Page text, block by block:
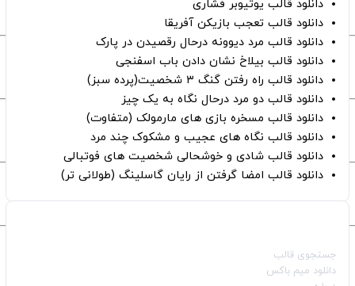
دانلود قالب یوتیوبر فشاری
دانلود قالب تعجب بازیکن آفریقا
دانلود قالب مرد دیوونه درحال رقصیدن در پارک
دانلود قالب بیلاخ نشان دادن باب اسفنجی
دانلود قالب راه رفتن گنگ ۳ شخصیت(پرده سبز)
دانلود قالب دو مرد درحال نگاه به یک چیز
دانلود قالب مسخره بازی های مارمولک (متفاوت)
دانلود قالب نگاه های عجیب و مشکوک چند مرد
دانلود قالب شادی و خوشحالی شخصیت های فوتبالی
دانلود قالب امضا گرفتن از رایان گاسلینگ (طولانی تر)
جستجوی قالب
دانلود میم باکس